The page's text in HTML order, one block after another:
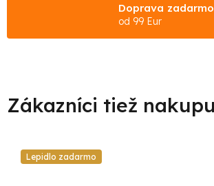
Doprava zadarmo
od 99 Eur
Lepidlo zadarmo